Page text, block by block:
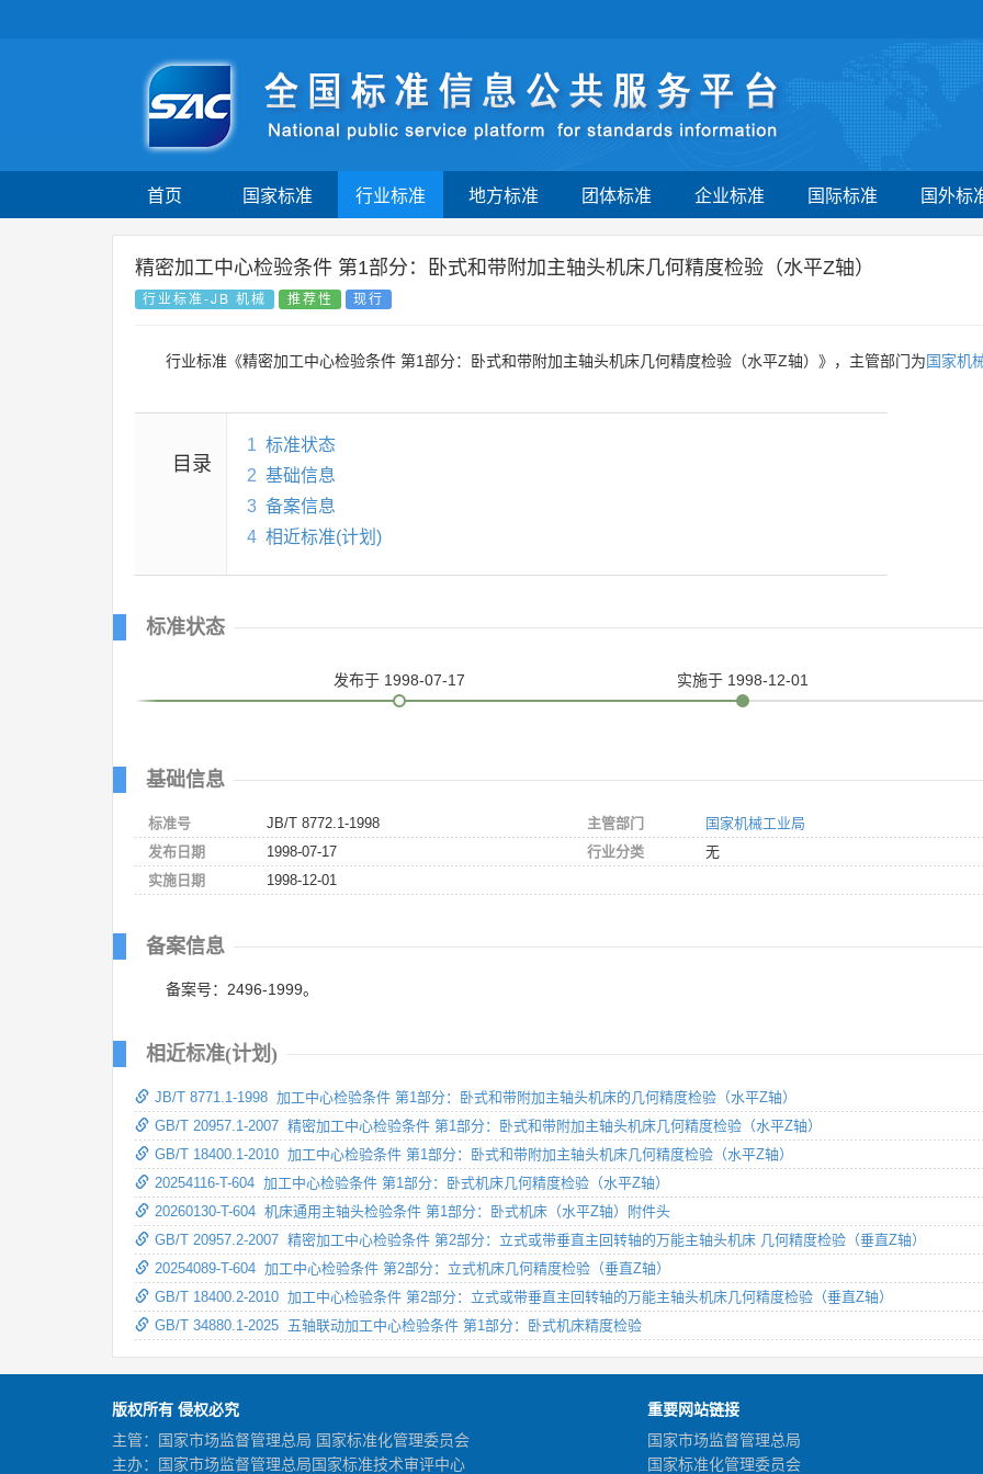
首页 国家标准 行业标准 地方标准 团体标准 企业标准 国际标准 国外标
精密加工中心检验条件 第1部分：卧式和带附加主轴头机床几何精度检验（水平Z轴）
行业标准-JB 机械 推荐性 现行
行业标准《精密加工中心检验条件 第1部分：卧式和带附加主轴头机床几何精度检验（水平Z轴）》，主管部门为国家机
目录
1 标准状态
2 基础信息
3 备案信息
4 相近标准(计划)
标准状态
发布于 1998-07-17 实施于 1998-12-01
基础信息
标准号
JB/T 8772.1-1998
发布日期
1998-07-17
实施日期
1998-12-01
主管部门
国家机械工业局
行业分类
无
备案信息
备案号：2496-1999。
相近标准(计划)
JB/T 8771.1-1998 加工中心检验条件 第1部分：卧式和带附加主轴头机床的几何精度检验（水平Z轴）
GB/T 20957.1-2007 精密加工中心检验条件 第1部分：卧式和带附加主轴头机床几何精度检验（水平Z轴）
GB/T 18400.1-2010 加工中心检验条件 第1部分：卧式和带附加主轴头机床几何精度检验（水平Z轴）
20254116-T-604 加工中心检验条件 第1部分：卧式机床几何精度检验（水平Z轴）
20260130-T-604 机床通用主轴头检验条件 第1部分：卧式机床（水平Z轴）附件头
GB/T 20957.2-2007 精密加工中心检验条件 第2部分：立式或带垂直主回转轴的万能主轴头机床 几何精度检验（垂直Z轴）
20254089-T-604 加工中心检验条件 第2部分：立式机床几何精度检验（垂直Z轴）
GB/T 18400.2-2010 加工中心检验条件 第2部分：立式或带垂直主回转轴的万能主轴头机床几何精度检验（垂直Z轴）
GB/T 34880.1-2025 五轴联动加工中心检验条件 第1部分：卧式机床精度检验
版权所有 侵权必究
主管：国家市场监督管理总局 国家标准化管理委员会
主办：国家市场监督管理总局国家标准技术审评中心
重要网站链接
国家市场监督管理总局
国家标准化管理委员会